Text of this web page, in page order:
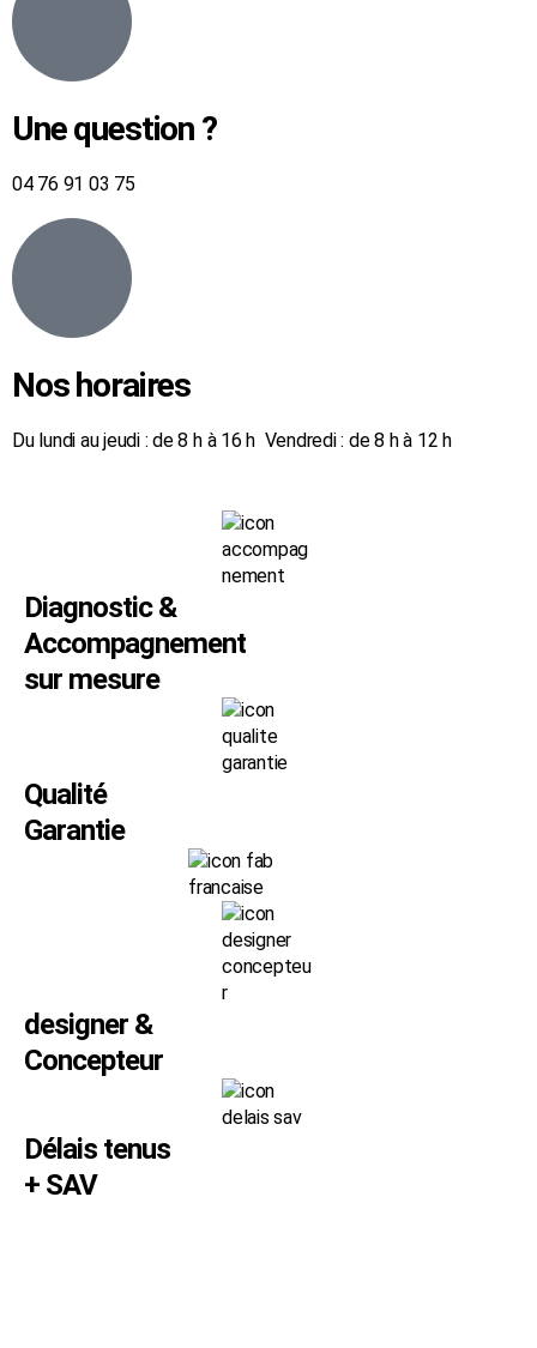
Une question ?
04 76 91 03 75
Nos horaires
Du lundi au jeudi : de 8 h à 16 h Vendredi : de 8 h à 12 h
Diagnostic &
Accompagnement
sur mesure
Qualité
Garantie
designer &
Concepteur
Délais tenus
+ SAV